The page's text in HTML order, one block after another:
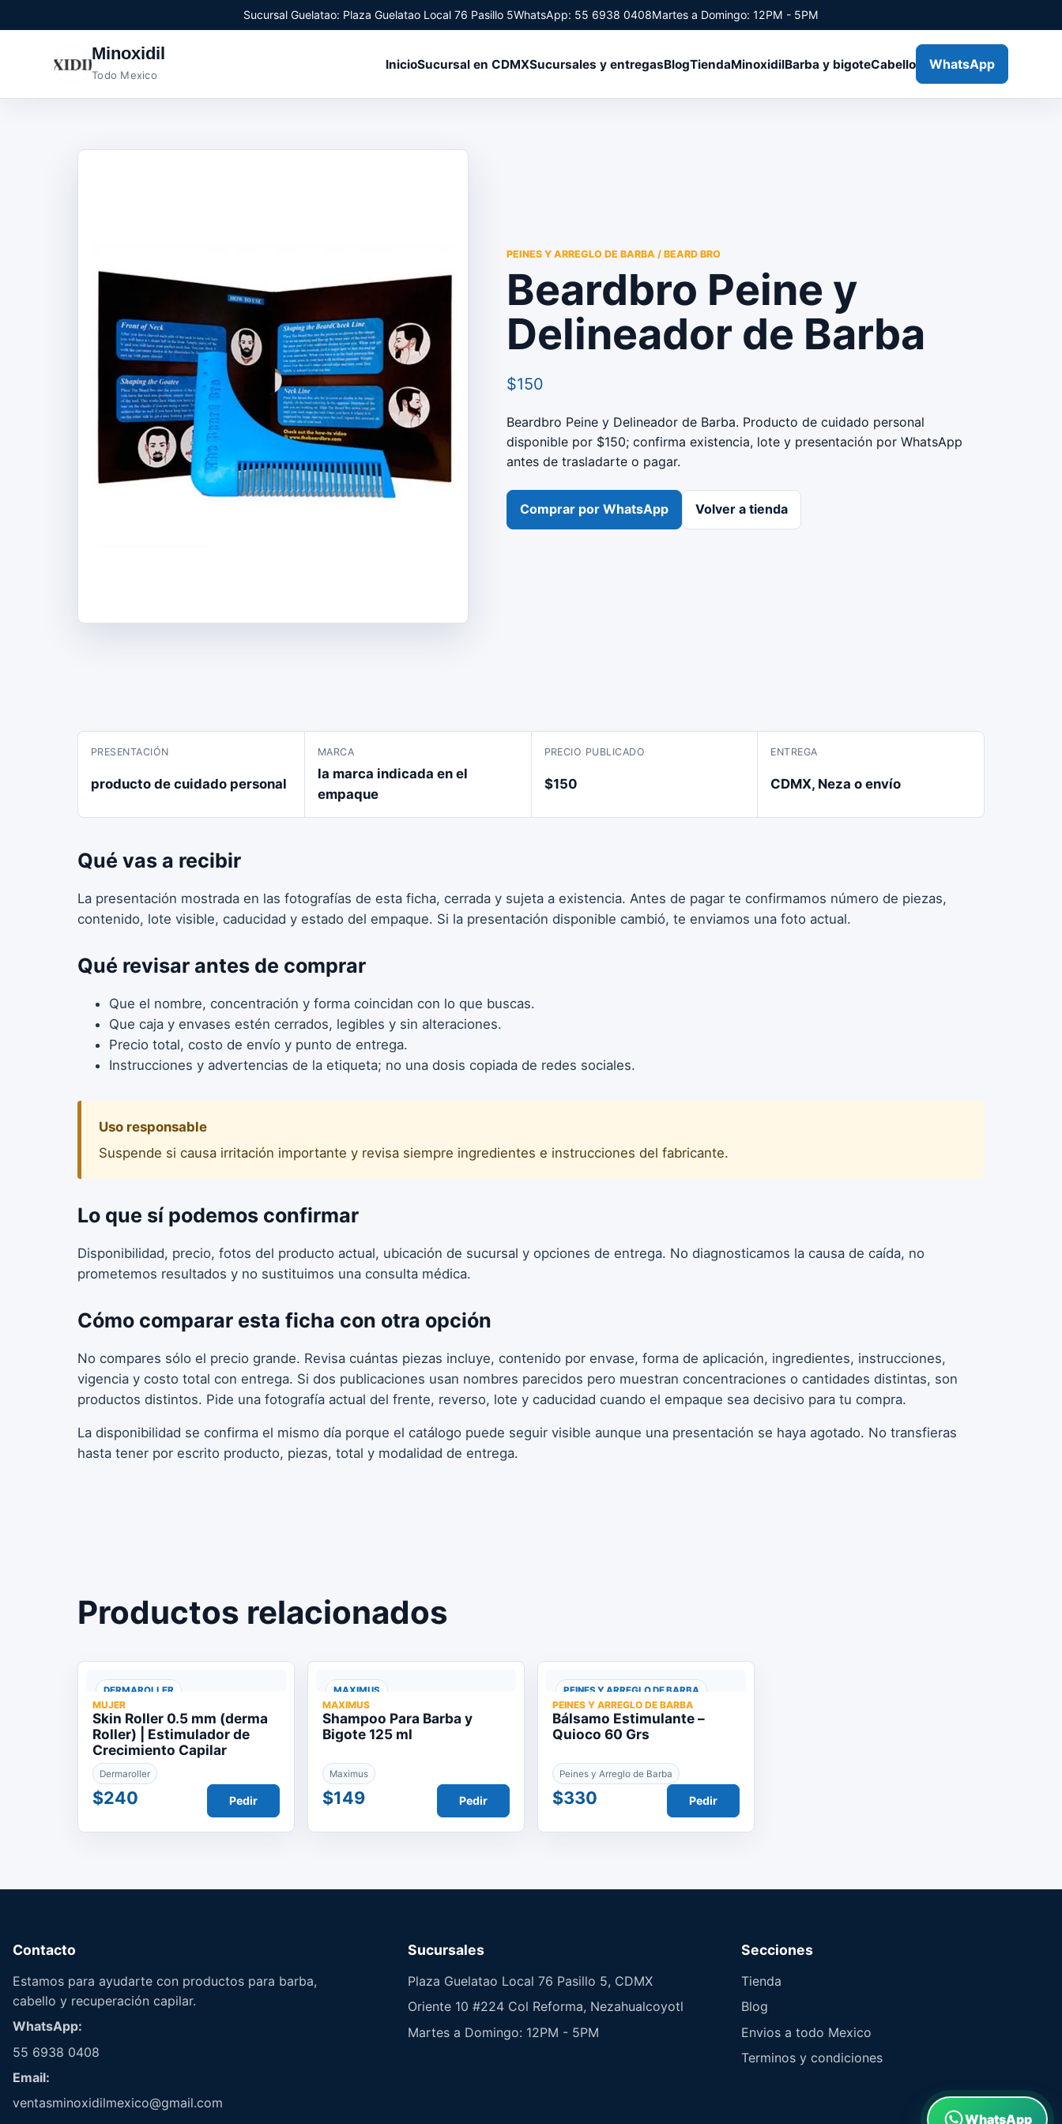
Sucursal Guelatao: Plaza Guelatao Local 76 Pasillo 5WhatsApp: 55 6938 0408Martes a Domingo: 12PM - 5PM
Minoxidil
Todo Mexico
InicioSucursal en CDMXSucursales y entregasBlogTiendaMinoxidilBarba y bigoteCabello WhatsApp
PEINES Y ARREGLO DE BARBA / BEARD BRO
Beardbro Peine y
Delineador de Barba
$150
Beardbro Peine y Delineador de Barba. Producto de cuidado personal
disponible por $150; confirma existencia, lote y presentación por WhatsApp
antes de trasladarte o pagar.
Comprar por WhatsApp Volver a tienda
PRESENTACIÓN
producto de cuidado personal
MARCA
la marca indicada en el
empaque
PRECIO PUBLICADO
$150
ENTREGA
CDMX, Neza o envío
Qué vas a recibir
La presentación mostrada en las fotografías de esta ficha, cerrada y sujeta a existencia. Antes de pagar te confirmamos número de piezas,
contenido, lote visible, caducidad y estado del empaque. Si la presentación disponible cambió, te enviamos una foto actual.
Qué revisar antes de comprar
Que el nombre, concentración y forma coincidan con lo que buscas.
Que caja y envases estén cerrados, legibles y sin alteraciones.
Precio total, costo de envío y punto de entrega.
Instrucciones y advertencias de la etiqueta; no una dosis copiada de redes sociales.
Uso responsable
Suspende si causa irritación importante y revisa siempre ingredientes e instrucciones del fabricante.
Lo que sí podemos confirmar
Disponibilidad, precio, fotos del producto actual, ubicación de sucursal y opciones de entrega. No diagnosticamos la causa de caída, no
prometemos resultados y no sustituimos una consulta médica.
Cómo comparar esta ficha con otra opción
No compares sólo el precio grande. Revisa cuántas piezas incluye, contenido por envase, forma de aplicación, ingredientes, instrucciones,
vigencia y costo total con entrega. Si dos publicaciones usan nombres parecidos pero muestran concentraciones o cantidades distintas, son
productos distintos. Pide una fotografía actual del frente, reverso, lote y caducidad cuando el empaque sea decisivo para tu compra.
La disponibilidad se confirma el mismo día porque el catálogo puede seguir visible aunque una presentación se haya agotado. No transfieras
hasta tener por escrito producto, piezas, total y modalidad de entrega.
Productos relacionados
DERMAROLLER
MUJER
Skin Roller 0.5 mm (derma
Roller) | Estimulador de
Crecimiento Capilar
Dermaroller
$240 Pedir
MAXIMUS
MAXIMUS
Shampoo Para Barba y
Bigote 125 ml
Maximus
$149 Pedir
PEINES Y ARREGLO DE BARBA
PEINES Y ARREGLO DE BARBA
Bálsamo Estimulante –
Quioco 60 Grs
Peines y Arreglo de Barba
$330 Pedir
Contacto
Estamos para ayudarte con productos para barba,
cabello y recuperación capilar.
WhatsApp:
55 6938 0408
Email:
ventasminoxidilmexico@gmail.com
Sucursales
Plaza Guelatao Local 76 Pasillo 5, CDMX
Oriente 10 #224 Col Reforma, Nezahualcoyotl
Martes a Domingo: 12PM - 5PM
Secciones
Tienda
Blog
Envios a todo Mexico
Terminos y condiciones
WhatsApp